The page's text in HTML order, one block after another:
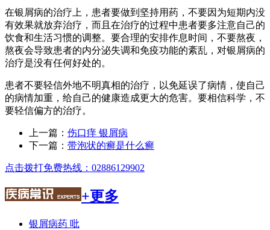
在银屑病的治疗上，患者要做到坚持用药，不要因为短期内没
有效果就放弃治疗，而且在治疗的过程中患者要多注意自己的
饮食和生活习惯的调整。要合理的安排作息时间，不要熬夜，
熬夜会导致患者的内分泌失调和免疫功能的紊乱，对银屑病的
治疗是没有任何好处的。
患者不要轻信外地不明真相的治疗，以免延误了病情，使自己
的病情加重，给自己的健康造成更大的危害。要相信科学，不
要轻信偏方的治疗。
上一篇： 伤口痒 银屑病
下一篇： 带泡状的癣是什么癣
点击拨打免费热线：02886129902
+更多
银屑病药 吡